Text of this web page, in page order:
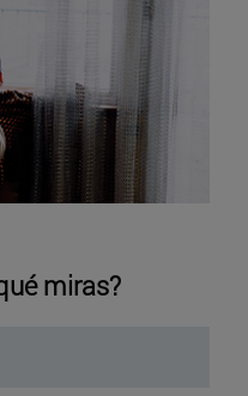
miras?